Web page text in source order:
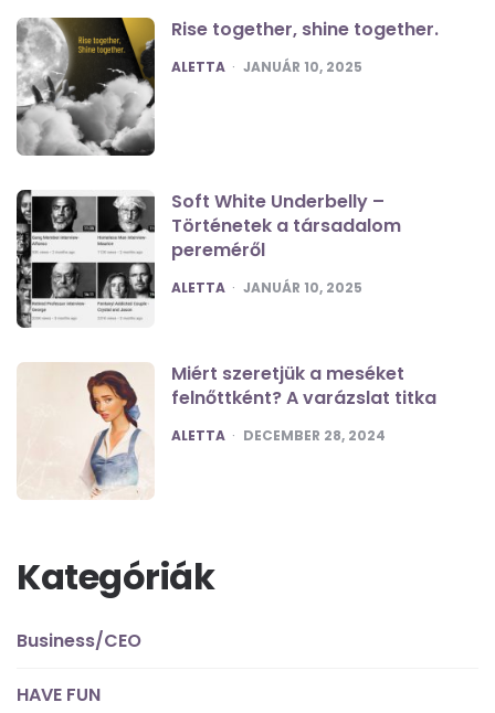
Rise together, shine together.
POSTED
ALETTA JANUÁR 10, 2025
Soft White Underbelly –
Történetek a társadalom
pereméről
POSTED
ALETTA JANUÁR 10, 2025
Miért szeretjük a meséket
felnőttként? A varázslat titka
POSTED
ALETTA DECEMBER 28, 2024
Kategóriák
Business/CEO
HAVE FUN